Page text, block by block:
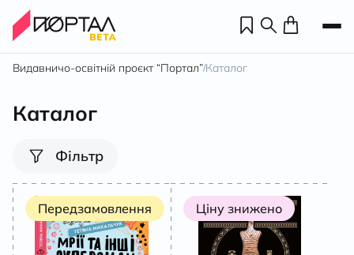
Видавничо-освітній проєкт “Портал”/Каталог
Каталог
Фільтр
Передзамовлення Ціну знижено